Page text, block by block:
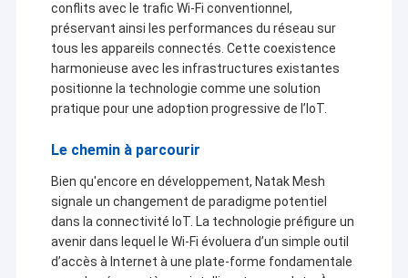
À la maison
Produits
À propos de nous
conflits avec le trafic Wi-Fi conventionnel,
préservant ainsi les performances du réseau sur
tous les appareils connectés. Cette coexistence
harmonieuse avec les infrastructures existantes
positionne la technologie comme une solution
pratique pour une adoption progressive de l’IoT.
Le chemin à parcourir
Bien qu'encore en développement, Natak Mesh
signale un changement de paradigme potentiel
dans la connectivité IoT. La technologie préfigure un
avenir dans lequel le Wi-Fi évoluera d’un simple outil
d’accès à Internet à une plate-forme fondamentale
Shenzhen Sinosun Technology Co., Ltd. s'est engagée
dans des services de transmission de données sans
fil à partir de 1996, tels que le développement de
produits, les applications et l'ingénierie réseau.